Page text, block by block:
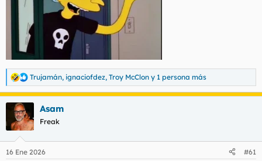
R
e
a
i
e
Trujamán, ignaciofdez, Troy McClon y 1 persona más
Asam
Freak
16 Ene 2026 #61